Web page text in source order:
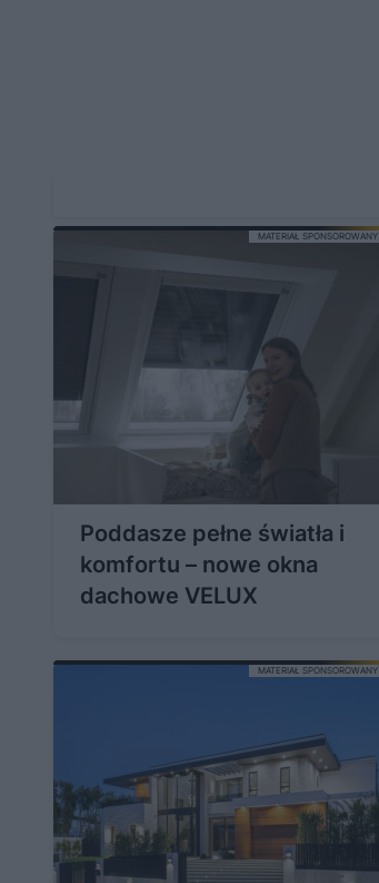
Poddasze pełne światła i
komfortu – nowe okna
dachowe VELUX
MATERIAŁ SPONSOROWANY
MATERIAŁ SPONSOROWANY